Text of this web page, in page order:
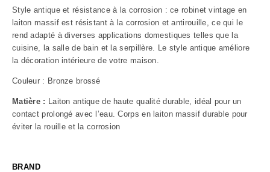
Style antique et résistance à la corrosion : ce robinet vintage en
laiton massif est résistant à la corrosion et antirouille, ce qui le
rend adapté à diverses applications domestiques telles que la
cuisine, la salle de bain et la serpillère. Le style antique améliore
la décoration intérieure de votre maison.
Couleur : Bronze brossé
Matière : Laiton antique de haute qualitédurable, idéal pour un
contact prolongé avec l’eau. Corps en laiton massif durable pour
éviter la rouille et la corrosion
BRAND